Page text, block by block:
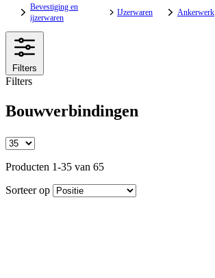
Bevestiging en
ijzerwaren
IJzerwaren Ankerwerk
Filters
Filters
Bouwverbindingen
Producten 1-35 van 65
Sorteer op